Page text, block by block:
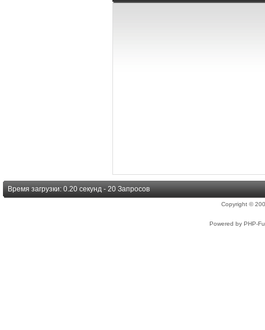
Время загрузки: 0.20 секунд - 20 Запросов
Copyright ©
Powered by PHP-